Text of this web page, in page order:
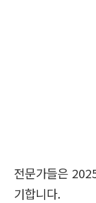
전문가들은
기합니다.